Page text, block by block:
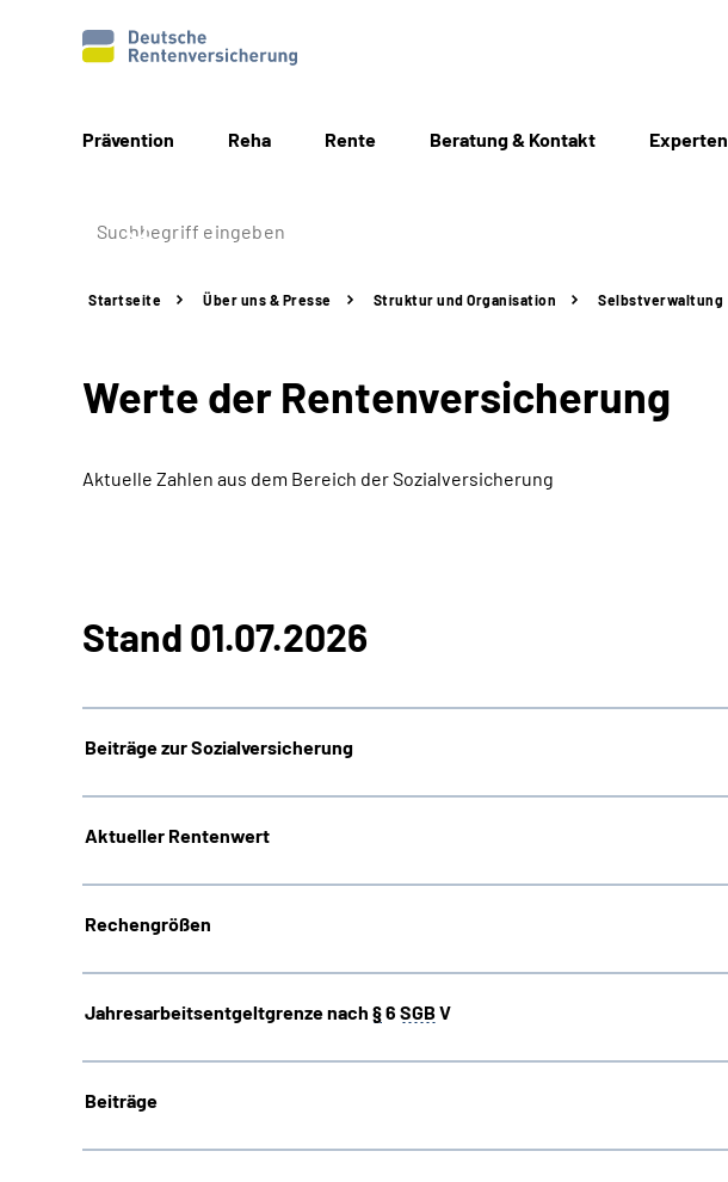
Prävention Reha Rente Beratung & Kontakt Experten
Startseite Über uns & Presse Struktur und Organisation Selbstverwaltung
Werte der Rentenversicherung
Aktuelle Zahlen aus dem Bereich der Sozialversicherung
Stand 01.07.2026
Beiträge zur Sozialversicherung
Aktueller Rentenwert
Rechengrößen
Jahresarbeitsentgeltgrenze nach §6 SGB V
Beiträge